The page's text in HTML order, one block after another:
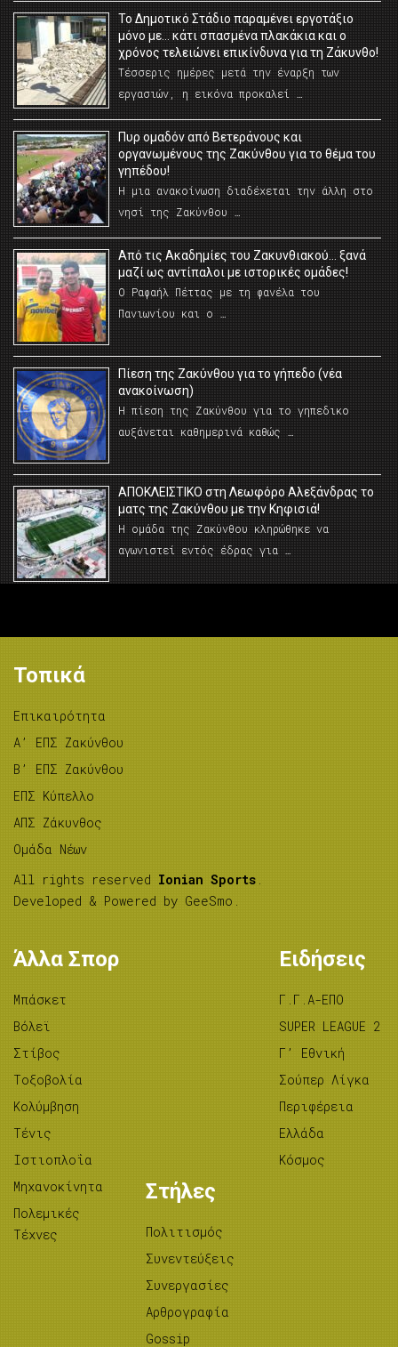
Το Δημοτικό Στάδιο παραμένει εργοτάξιο
μόνο με… κάτι σπασμένα πλακάκια και ο
χρόνος τελειώνει επικίνδυνα για τη Ζάκυνθο!
Τέσσερις ημέρες μετά την έναρξη των
εργασιών, η εικόνα προκαλεί …
Πυρ ομαδόν από Βετεράνους και
οργανωμένους της Ζακύνθου για το θέμα του
γηπέδου!
Η μια ανακοίνωση διαδέχεται την άλλη στο
νησί της Ζακύνθου …
Από τις Ακαδημίες του Ζακυνθιακού… ξανά
μαζί ως αντίπαλοι με ιστορικές ομάδες!
Ο Ραφαήλ Πέττας με τη φανέλα του
Πανιωνίου και ο …
Πίεση της Ζακύνθου για το γήπεδο (νέα
ανακοίνωση)
Η πίεση της Ζακύνθου για το γηπεδικο
αυξάνεται καθημερινά καθώς …
AΠΟΚΛΕΙΣΤΙΚΟ στη Λεωφόρο Αλεξάνδρας το
ματς της Ζακύνθου με την Κηφισιά!
Η ομάδα της Ζακύνθου κληρώθηκε να
αγωνιστεί εντός έδρας για …
Τοπικά
Επικαιρότητα
A’ ΕΠΣ Ζακύνθου
B’ ΕΠΣ Ζακύνθου
ΕΠΣ Κύπελλο
ΑΠΣ Ζάκυνθος
Ομάδα Νέων
All rights reserved Ionian Sports .
Developed & Powered by GeeSmo .
Άλλα Σπορ
Μπάσκετ
Βόλεϊ
Στίβος
Tοξοβολία
Κολύμβηση
Τένις
Ιστιοπλοΐα
Μηχανοκίνητα
Πολεμικές
Τέχνες
Ειδήσεις
Γ.Γ.Α-ΕΠΟ
SUPER LEAGUE 2
Γ’ Εθνική
Σούπερ Λίγκα
Περιφέρεια
Ελλάδα
Κόσμος
Στήλες
Πολιτισμός
Συνεντεύξεις
Συνεργασίες
Αρθρογραφία
Gossip